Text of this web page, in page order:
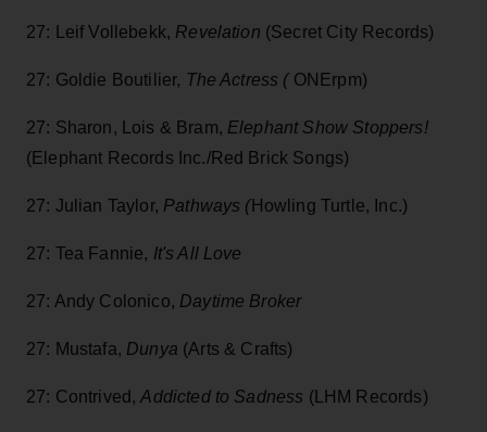
27: Leif Vollebekk, Revelation (Secret City Records)
27: Goldie Boutilier, The Actress (ONErpm)
27: Sharon, Lois & Bram, Elephant Show Stoppers!
(Elephant Records Inc./Red Brick Songs)
27: Julian Taylor, Pathways (Howling Turtle, Inc.)
27: Tea Fannie, It's All Love
27: Andy Colonico, Daytime Broker
27: Mustafa, Dunya (Arts & Crafts)
27: Contrived,Addicted to Sadness (LHM Records)